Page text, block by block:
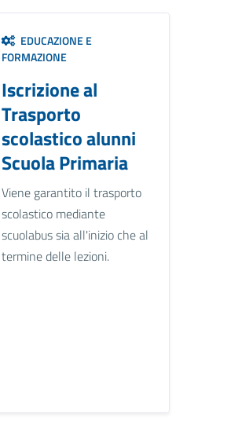
EDUCAZIONE E
FORMAZIONE
Iscrizione al
Trasporto
scolastico alunni
Scuola Primaria
Viene garantito il trasporto
scolastico mediante
scuolabus sia all'inizio che al
termine delle lezioni.